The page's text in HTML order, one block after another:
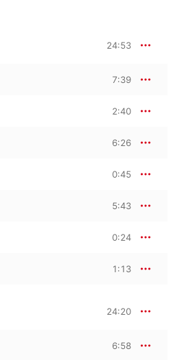
24:53
7:39
2:40
6:26
0:45
5:43
0:24
1:13
24:20
6:58